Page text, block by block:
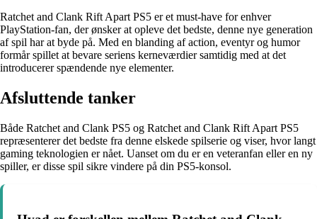
Ratchet and Clank Rift Apart PS5 er et must-have for enhver
PlayStation-fan, der ønsker at opleve det bedste, denne nye generation
af spil har at byde på. Med en blanding af action, eventyr og humor
formår spillet at bevare seriens kerneværdier samtidig med at det
introducerer spændende nye elementer.
Afsluttende tanker
Både Ratchet and Clank PS5 og Ratchet and Clank Rift Apart PS5
repræsenterer det bedste fra denne elskede spilserie og viser, hvor langt
gaming teknologien er nået. Uanset om du er en veteranfan eller en ny
spiller, er disse spil sikre vindere på din PS5-konsol.